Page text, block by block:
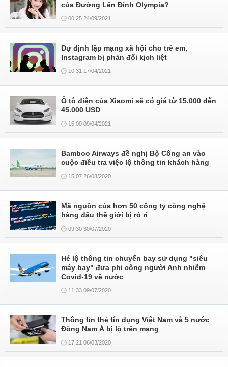
của Đường Lên Đỉnh Olympia?
00:25 24/09/2021
Dự định lập mạng xã hội cho trẻ em,
Instagram bị phản đối kịch liệt
10:31 17/04/2021
Ô tô điện của Xiaomi sẽ có giá từ 15.000 đến
45.000 USD
15:00 09/04/2021
Bamboo Airways đề nghị Bộ Công an vào
cuộc điều tra việc lộ thông tin khách hàng
15:07 26/08/2020
Mã nguồn của hơn 50 công ty công nghệ
hàng đầu thế giới bị rò rỉ
09:30 30/07/2020
Hé lộ thông tin chuyến bay sử dụng "siêu
máy bay" đưa phi công người Anh nhiễm
Covid-19 về nước
11:33 09/07/2020
Thông tin thẻ tín dụng Việt Nam và 5 nước
Đông Nam Á bị lộ trên mạng
17:21 06/03/2020